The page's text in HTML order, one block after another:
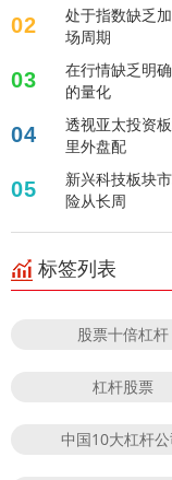
02
处于指数缺乏
场周期
03
在行情缺乏明
的量化
04
透视亚太投资
里外盘配
05
新兴科技板块
险从长周
标签列表
股票十倍杠杆
杠杆股票
中国10大杠杆公